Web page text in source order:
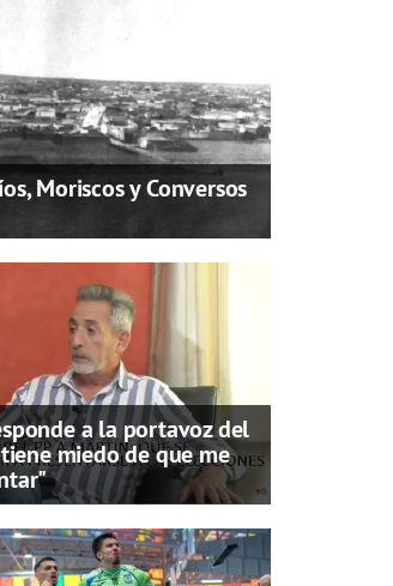
Moriscos y Conversos
a la portavoz del
miedo de que me